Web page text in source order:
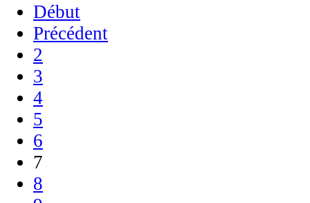
Début
Précédent
2
3
4
5
6
7
8